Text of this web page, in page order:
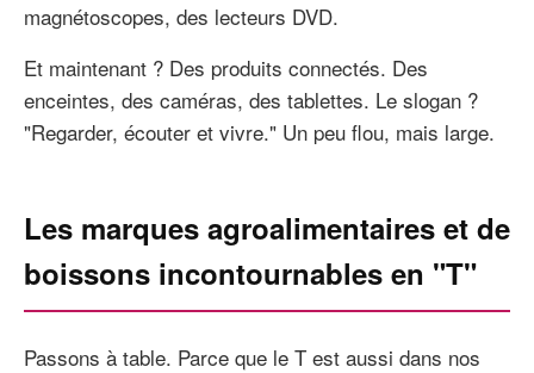
magnétoscopes, des lecteurs DVD.
Et maintenant ? Des produits connectés. Des
enceintes, des caméras, des tablettes. Le slogan ?
"Regarder, écouter et vivre." Un peu flou, mais large.
Les marques agroalimentaires et de
boissons incontournables en "T"
Passons à table. Parce que le T est aussi dans nos